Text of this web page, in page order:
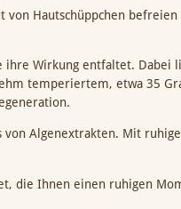
Hautschüppchen
Wirkung entfaltet. Dabei
temperiertem, etwa 35
Algenextrakten. Mit
die Ihnen einen ruhigen